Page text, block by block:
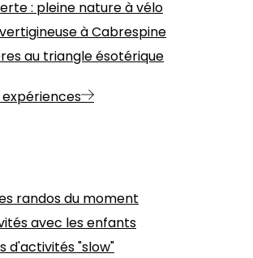
: pleine nature à vélo
à Cabrespine
au triangle ésotérique
randos du moment
avec les enfants
d'activités "slow"